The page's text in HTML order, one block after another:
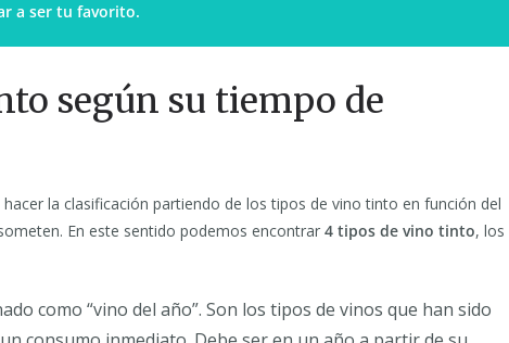
a ser tu favorito.
según su tiempo de
la clasificación partiendo de los tipos de vino tinto en función del
En este sentido podemos encontrar 4 tipos de vino tinto, los
como “vino del año”. Son los tipos de vinos que han sido